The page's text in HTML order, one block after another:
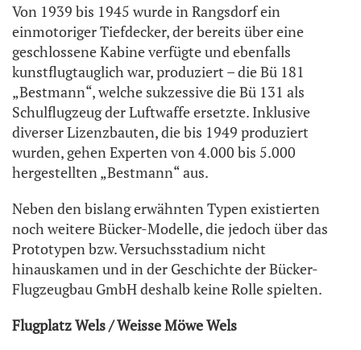
Von 1939 bis 1945 wurde in Rangsdorf ein
einmotoriger Tiefdecker, der bereits über eine
geschlossene Kabine verfügte und ebenfalls
kunstflugtauglich war, produziert – die Bü 181
„Bestmann“, welche sukzessive die Bü 131 als
Schulflugzeug der Luftwaffe ersetzte. Inklusive
diverser Lizenzbauten, die bis 1949 produziert
wurden, gehen Experten von 4.000 bis 5.000
hergestellten „Bestmann“ aus.
Neben den bislang erwähnten Typen existierten
noch weitere Bücker-Modelle, die jedoch über das
Prototypen bzw. Versuchsstadium nicht
hinauskamen und in der Geschichte der Bücker-
Flugzeugbau GmbH deshalb keine Rolle spielten.
Flugplatz Wels / Weisse Möwe Wels